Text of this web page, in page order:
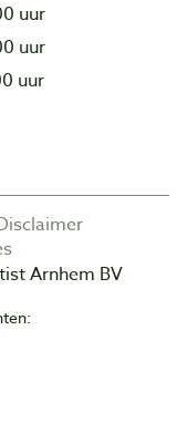
uur
uur
uur
Arnhem BV